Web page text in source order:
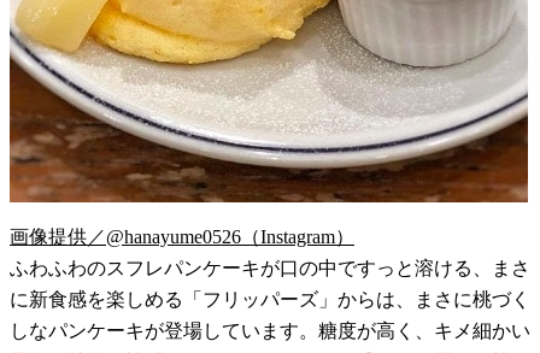
画像提供／@hanayume0526（Instagram）
ふわふわのスフレパンケーキが口の中ですっと溶ける、まさ
に新食感を楽しめる「フリッパーズ」からは、まさに桃づく
しなパンケーキが登場しています。糖度が高く、キメ細かい